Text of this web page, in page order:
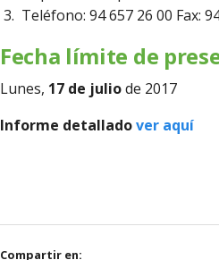
Teléfono: 94 657 26 00 Fax:
Fecha límite de
Lunes, 17 de juliode 2017
Informe detalladover aquí
Compartir en: